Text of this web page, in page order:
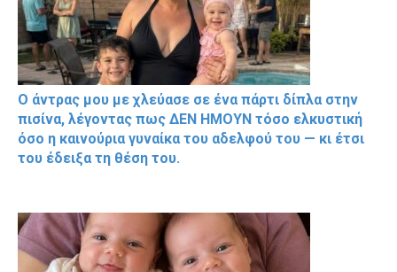
Ο άντρας μου με χλεύασε σε ένα πάρτι δίπλα στην
πισίνα, λέγοντας πως ΔΕΝ ΗΜΟΥΝ τόσο ελκυστική
όσο η καινούρια γυναίκα του αδελφού του — κι έτσι
του έδειξα τη θέση του.